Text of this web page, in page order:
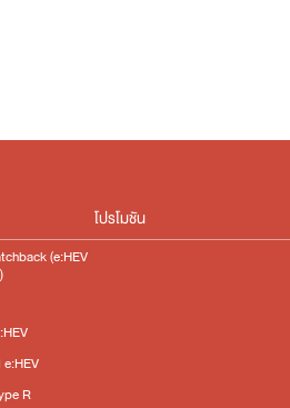
(e:HEV
R
โปรโมชัน